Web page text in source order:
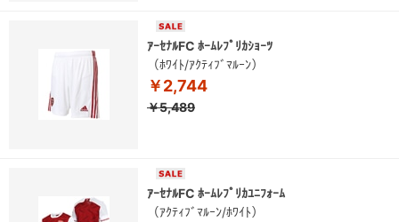
ｱｰｾﾅﾙFC ﾎｰﾑﾚﾌﾟﾘｶｼｮｰﾂ
（ﾎﾜｲﾄ/ｱｸﾃｨﾌﾞﾏﾙｰﾝ）
￥2,744
￥5,489
ｱｰｾﾅﾙFC ﾎｰﾑﾚﾌﾟﾘｶﾕﾆﾌｫｰﾑ
（ｱｸﾃｨﾌﾞﾏﾙｰﾝ/ﾎﾜｲﾄ）